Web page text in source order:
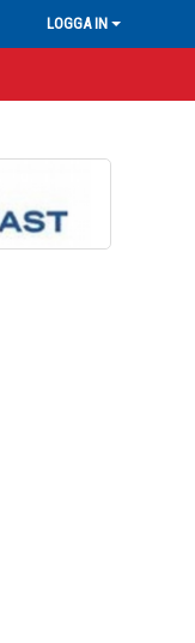
LOGGA IN